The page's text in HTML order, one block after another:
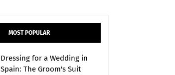
MOST POPULAR
Dressing for a Wedding in
Spain: The Groom's Suit